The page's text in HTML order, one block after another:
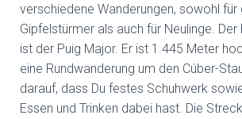
verschiedene Wanderungen, sowohl für
Gipfelstürmer als auch für Neulinge.
ist der Puig Major. Er ist 1.445 Meter
eine Rundwanderung um den Cúber-
darauf, dass Du festes Schuhwerk
Essen und Trinken dabei hast. Die